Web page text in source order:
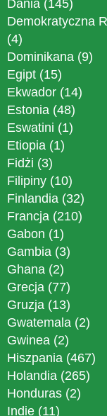
Dania (145)
Demokratyczna
(4)
Dominikana (9)
Egipt (15)
Ekwador (14)
Estonia (48)
Eswatini (1)
Etiopia (1)
Fidżi (3)
Filipiny (10)
Finlandia (32)
Francja (210)
Gabon (1)
Gambia (3)
Ghana (2)
Grecja (77)
Gruzja (13)
Gwatemala (2)
Gwinea (2)
Hiszpania (467)
Holandia (265)
Honduras (2)
Indie (11)